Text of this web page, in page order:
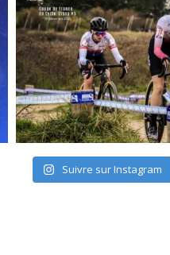
Suivre sur Instagram